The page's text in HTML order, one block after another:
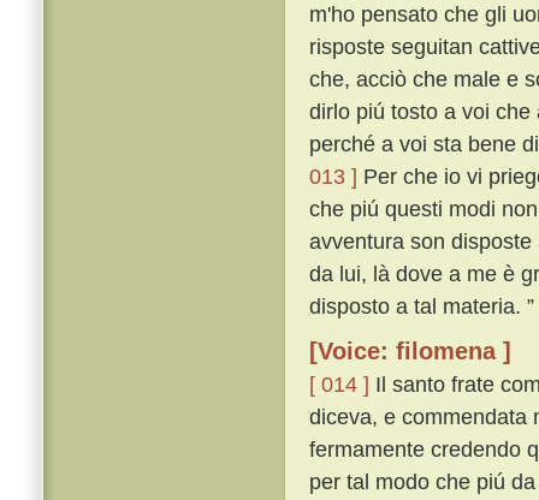
m'ho pensato che gli
risposte seguitan
che, acciò che male e
dirlo piú tosto a voi
perché a voi sta bene
013 ] Per che io vi
che piú questi modi
avventura son
da lui, là dove a me è
disposto a tal materia.
[Voice: filomena ]
[ 014 ] Il santo frate
diceva, e commendata
fermamente credendo
per tal modo che piú